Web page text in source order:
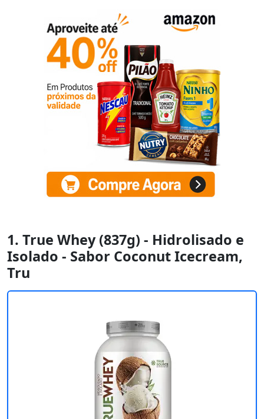
1. True Whey (837g) - Hidrolisado e
Isolado - Sabor Coconut Icecream,
Tru